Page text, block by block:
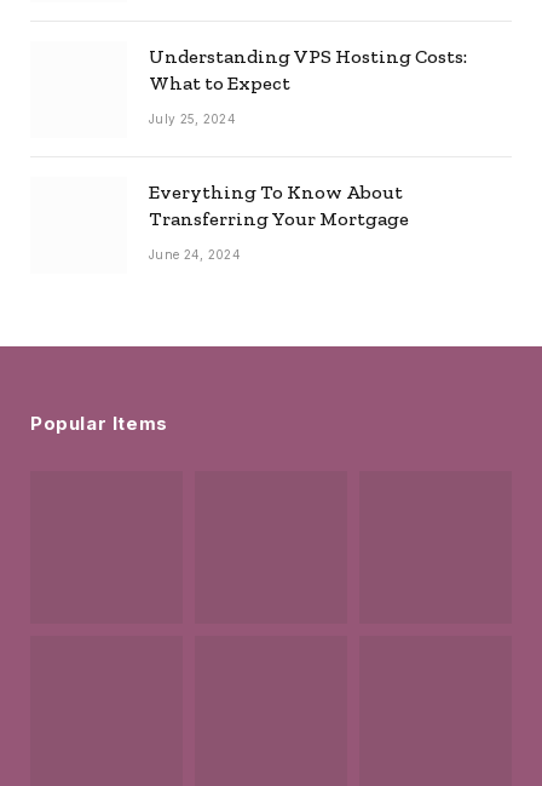
Understanding VPS Hosting Costs:
What to Expect
July 25, 2024
Everything To Know About
Transferring Your Mortgage
June 24, 2024
Popular Items